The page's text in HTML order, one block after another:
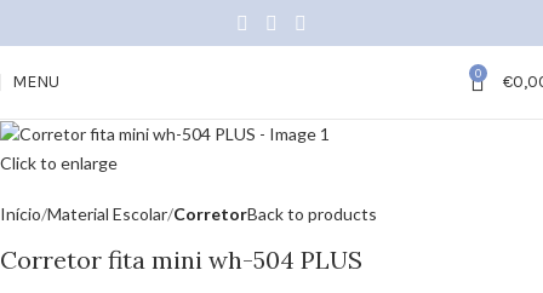
MENU 0 €
Click to enlarge
Início Material Escolar CorretorBack to products
Corretor fita mini wh-504 PLUS